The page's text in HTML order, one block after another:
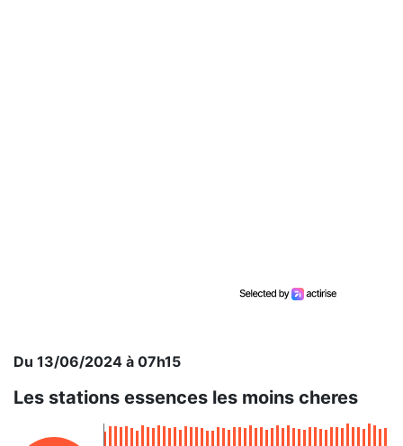
Du 13/06/2024 à 07h15
Les stations essences les moins cheres